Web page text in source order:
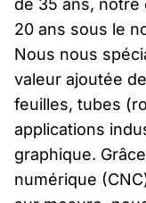
20 ans sous le
Nous nous
valeur ajoutée
feuilles, tubes
applications
graphique.
numérique